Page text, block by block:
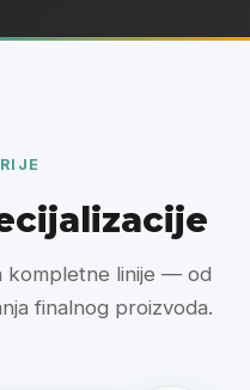
kompletne linije — od
finalnog proizvoda.